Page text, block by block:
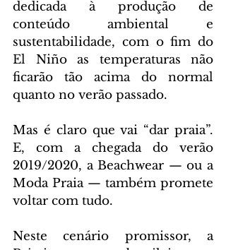
dedicada à produção de
conteúdo ambiental e
sustentabilidade, com o fim do
El Niño as temperaturas não
ficarão tão acima do normal
quanto no verão passado.
Mas é claro que vai “dar praia”.
E, com a chegada do verão
2019/2020, a Beachwear — ou a
Moda Praia — também promete
voltar com tudo.
Neste cenário promissor, a